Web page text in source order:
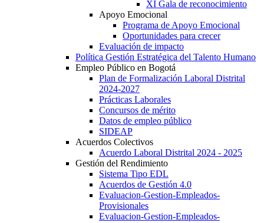
XI Gala de reconocimiento
Apoyo Emocional
Programa de Apoyo Emocional
Oportunidades para crecer
Evaluación de impacto
Política Gestión Estratégica del Talento Humano
Empleo Público en Bogotá
Plan de Formalización Laboral Distrital
2024-2027
Prácticas Laborales
Concursos de mérito
Datos de empleo público
SIDEAP
Acuerdos Colectivos
Acuerdo Laboral Distrital 2024 - 2025
Gestión del Rendimiento
Sistema Tipo EDL
Acuerdos de Gestión 4.0
Evaluacion-Gestion-Empleados-
Provisionales
Evaluacion-Gestion-Empleados-